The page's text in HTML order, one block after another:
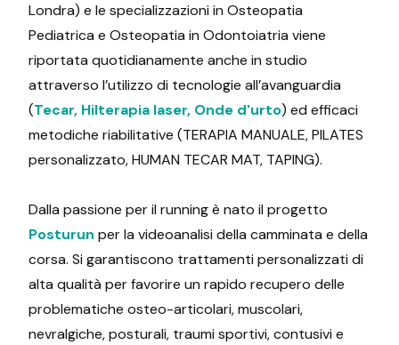
Londra) e le specializzazioni in Osteopatia
Pediatrica e Osteopatia in Odontoiatria viene
riportata quotidianamente anche in studio
attraverso l’utilizzo di tecnologie all’avanguardia
(Tecar, Hilterapia laser, Onde d'urto) ed efficaci
metodiche riabilitative (TERAPIA MANUALE, PILATES
personalizzato, HUMAN TECAR MAT, TAPING).
Dalla passione per il running è nato il progetto
Posturun per la videoanalisi della camminata e della
corsa. Si garantiscono trattamenti personalizzati di
alta qualità per favorire un rapido recupero delle
problematiche osteo-articolari, muscolari,
nevralgiche, posturali, traumi sportivi, contusivi e